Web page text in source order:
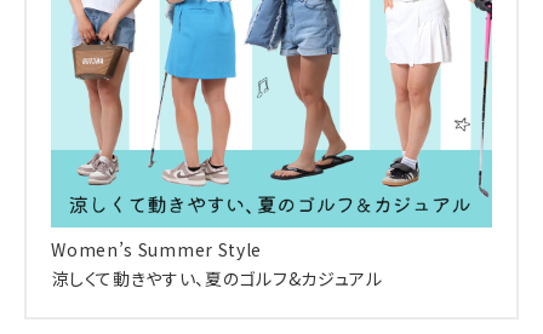
キーワードから探す
Women’s Summer Style
涼しくて動きやすい、夏のゴルフ&カジュアル